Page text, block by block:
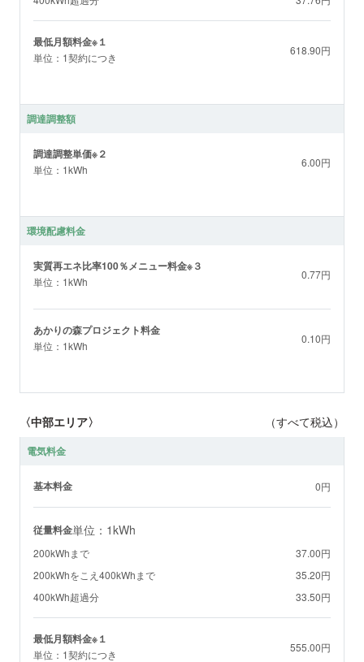
最低月額料金※１
単位：1契約につき
618.90円
調達調整額
調達調整単価※２
単位：1kWh
6.00円
環境配慮料金
実質再エネ比率100％メニュー料金※３
単位：1kWh
0.77円
あかりの森プロジェクト料金
単位：1kWh
0.10円
〈中部エリア〉 （すべて税込）
電気料金
基本料金 0円
従量料金単位：1kWh
200kWhまで
37.00円
200kWhをこえ400kWhまで
35.20円
400kWh超過分
33.50円
最低月額料金※１
単位：1契約につき
555.00円